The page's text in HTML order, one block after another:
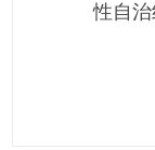
性自治